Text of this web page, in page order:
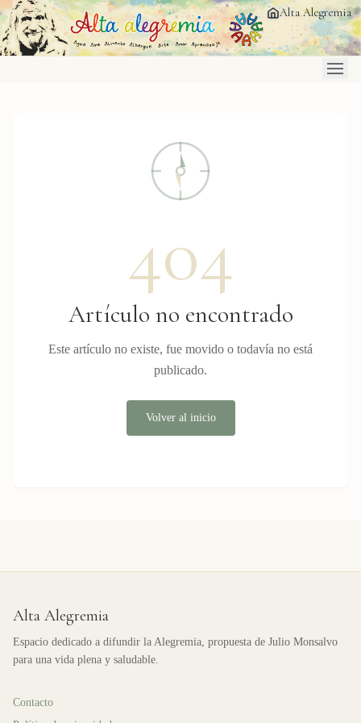
Saltar al contenido principal Alta Alegremia
404
Artículo no encontrado
Este artículo no existe, fue movido o todavía no está
publicado.
Volver al inicio
Alta Alegremia
Espacio dedicado a difundir la Alegremia, propuesta de Julio Monsalvo
para una vida plena y saludable.
Contacto